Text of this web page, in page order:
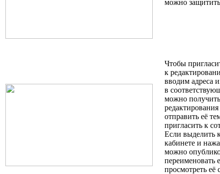
можно
Чтобы
к
вводим адреса
в
можно
отправить её
пригласить к
Если выделить
кабинете и
можно
переименовать
просмотреть её